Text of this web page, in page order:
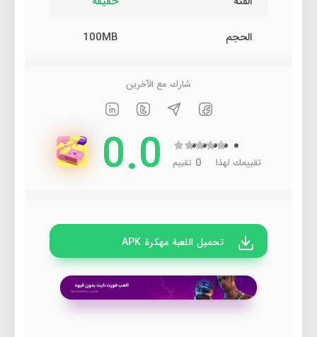
الحجم 100MB
شارك مع الآخرين
تقييمك لهذا 0 تقييم 0.0
تحميل اللعبة مهكرة APK